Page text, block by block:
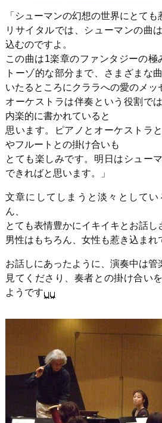
「シューマンの幻想の世界にとても
リサイタルでは、シューマンの曲
込むのですよ。
この曲は1楽章のファンタジーの極
トーゾ的な部分まで、さまざまな
いたるところにクララへの愛のメッ
オーケストラは伴奏という役割で
内楽的に書かれていると
思います。ピアノとオーケストラ
やフルートとの掛け合いも
とても楽しみです。明日はシュー
できればと思います。」
文章にしてしまうと淡々としてい
ん、
とても表情豊かにイキイキとお話し
男性はもちろん、女性も惹き込まれ
お話しにあったように、演奏中は管
見てくださり、奏者との掛け合い
ようです